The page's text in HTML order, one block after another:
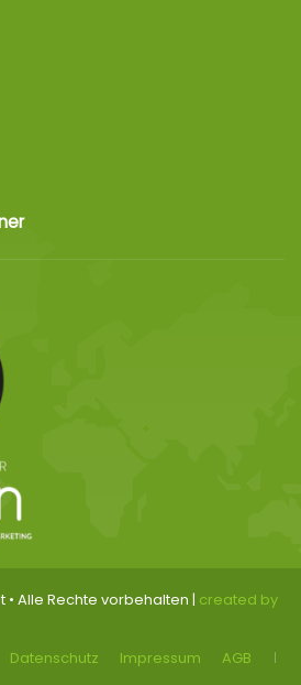
• Alle Rechte vorbehalten | created by
Datenschutz
Impressum AGB